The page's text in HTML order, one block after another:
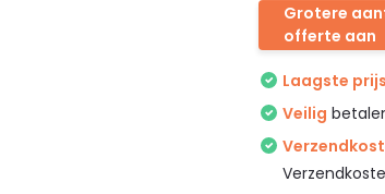
Grotere
offerte aan
Laagste prijs
Veilig